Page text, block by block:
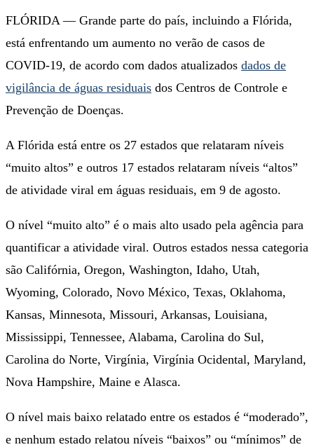
FLÓRIDA — Grande parte do país, incluindo a Flórida,
está enfrentando um aumento no verão de casos de
COVID-19, de acordo com dados atualizados dados de
vigilância de águas residuais dos Centros de Controle e
Prevenção de Doenças.
A Flórida está entre os 27 estados que relataram níveis
“muito altos” e outros 17 estados relataram níveis “altos”
de atividade viral em águas residuais, em 9 de agosto.
O nível “muito alto” é o mais alto usado pela agência para
quantificar a atividade viral. Outros estados nessa categoria
são Califórnia, Oregon, Washington, Idaho, Utah,
Wyoming, Colorado, Novo México, Texas, Oklahoma,
Kansas, Minnesota, Missouri, Arkansas, Louisiana,
Mississippi, Tennessee, Alabama, Carolina do Sul,
Carolina do Norte, Virgínia, Virgínia Ocidental, Maryland,
Nova Hampshire, Maine e Alasca.
O nível mais baixo relatado entre os estados é “moderado”,
e nenhum estado relatou níveis “baixos” ou “mínimos” de